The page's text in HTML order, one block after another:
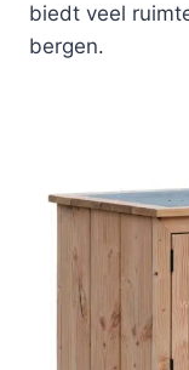
biedt veel
bergen.